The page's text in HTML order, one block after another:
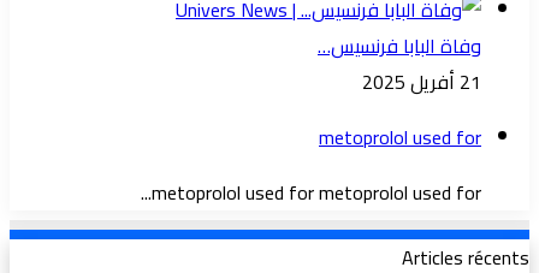
وفاة البابا فرنسيس…
21 أفريل 2025
metoprolol used for
metoprolol used for metoprolol used for...
Articles récents